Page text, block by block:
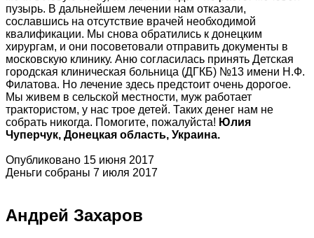
пузырь. В дальнейшем лечении нам отказали,
сославшись на отсутствие врачей необходимой
квалификации. Мы снова обратились к донецким
хирургам, и они посоветовали отправить документы в
московскую клинику. Аню согласилась принять Детская
городская клиническая больница (ДГКБ) №13 имени Н.Ф.
Филатова. Но лечение здесь предстоит очень дорогое.
Мы живем в сельской местности, муж работает
трактористом, у нас трое детей. Таких денег нам не
собрать никогда. Помогите, пожалуйста! Юлия
Чуперчук, Донецкая область, Украина.
Опубликовано 15 июня 2017
Деньги собраны 7 июля 2017
Андрей Захаров